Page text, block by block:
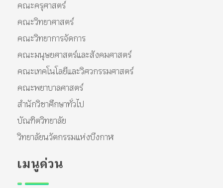
คณะครุศาสตร์
คณะวิทยาศาสตร์
คณะวิทยาการจัดการ
คณะมนุษยศาสตร์และสังคมศาสตร์
คณะเทคโนโลยีและวิศวกรรมศาสตร์
คณะพยาบาลศาสตร์
สำนักวิชาศึกษาทั่วไป
บัณฑิตวิทยาลัย
วิทยาลัยนวัตกรรมแห่งบึงกาฬ
เมนูด่วน